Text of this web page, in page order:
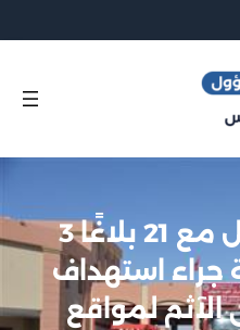
الإطفاء: التعامل مع 21 بلاغًا 3
جراء استهداف
الآثم لمواقع